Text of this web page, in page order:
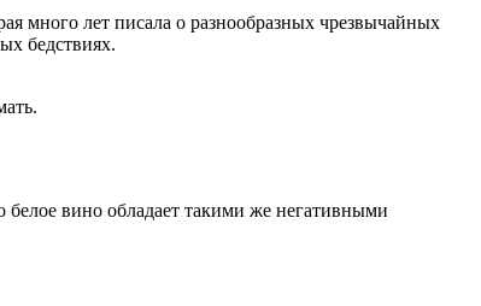
много лет писала о разнообразных чрезвычайных
бедствиях.
белое вино обладает такими же негативными